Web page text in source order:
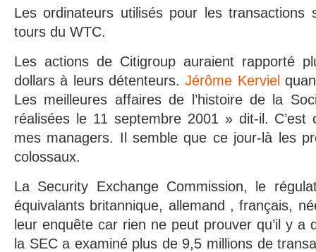
Les ordinateurs utilisés pour les transactions
tours du WTC.
Les actions de Citigroup auraient rapporté
dollars à leurs détenteurs.Jérôme Kerviel
Les meilleures affaires de l’histoire de la
réalisées le 11 septembre 2001 » dit-il. C’est
mes managers. Il semble que ce jour-là les
colossaux.
La Security Exchange Commission, le
équivalants britannique, allemand , français,
leur enquête car rien ne peut prouver qu’il y a
la SEC a examiné plus de 9,5 millions de